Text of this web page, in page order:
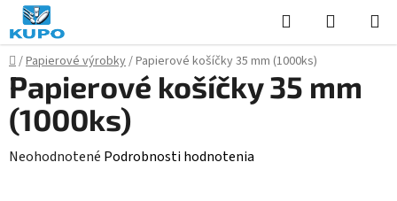
Prejsť
na
obsah
Hľadať
KOŠÍK
Domov
/Papierové výrobky/Papierové košíčky 35 mm (1000ks)
Papierové košíčky 35 mm
(1000ks)
Priemerné
Neohodnotené Podrobnosti hodnotenia